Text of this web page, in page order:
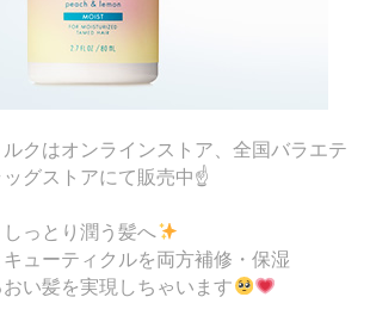
クはオンラインストア、全国バラエテ
ッグストアにて販売中☝️
っとり潤う髪へ
ューティクルを両方補修・保湿
い髪を実現しちゃいます